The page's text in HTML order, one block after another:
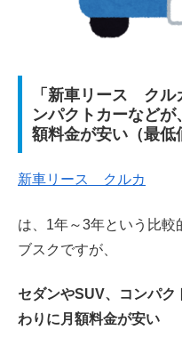
「新車リース クル
ンパクトカーなどが
額料金が安い（最低
新車リース クルカ
は、1年～3年という比較
ブスクですが、
セダンやSUV、コンパク
わりに月額料金が安い